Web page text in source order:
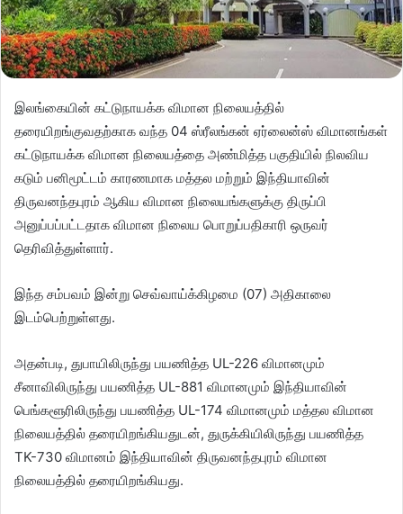
இலங்கையின் கட்டுநாயக்க விமான நிலையத்தில்
தரையிறங்குவதற்காக வந்த 04 ஸ்ரீலங்கன் ஏர்லைன்ஸ் விமானங்கள்
கட்டுநாயக்க விமான நிலையத்தை அண்மித்த பகுதியில் நிலவிய
கடும் பனிமூட்டம் காரணமாக மத்தல மற்றும் இந்தியாவின்
திருவனந்தபுரம் ஆகிய விமான நிலையங்களுக்கு திருப்பி
அனுப்பப்பட்டதாக விமான நிலைய பொறுப்பதிகாரி ஒருவர்
தெரிவித்துள்ளார்.
இந்த சம்பவம் இன்று செவ்வாய்க்கிழமை (07) அதிகாலை
இடம்பெற்றுள்ளது.
அதன்படி, துபாயிலிருந்து பயணித்த UL-226 விமானமும்
சீனாவிலிருந்து பயணித்த UL-881 விமானமும் இந்தியாவின்
பெங்களூரிலிருந்து பயணித்த UL-174 விமானமும் மத்தல விமான
நிலையத்தில் தரையிறங்கியதுடன், துருக்கியிலிருந்து பயணித்த
TK-730 விமானம் இந்தியாவின் திருவனந்தபுரம் விமான
நிலையத்தில் தரையிறங்கியது.